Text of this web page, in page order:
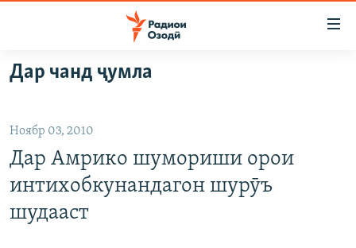
Ҷаҳиш
ба
аслӣ
Ҷаҳиш
ба
феҳристи
Ҷаҳиш
ГӮШАҲО
ҶОМЕА
ҚАЗИЯИ "КРОКУС"
ОСИЁИ МАРКАЗӢ
РӮЗГОРИ МУҲОҶИР
САЛОМ, ХОҲАР
ҶАНГ ДАР УКРАИНА
Дар чанд ҷумла
Ноябр 03, 2010
Дар Амрико шумориши орои
интихобкунандагон шурӯъ
шудааст